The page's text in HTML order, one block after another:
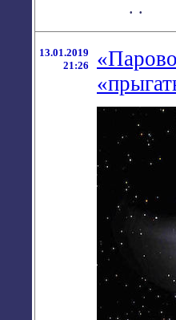
. .
13.01.2019
21:26